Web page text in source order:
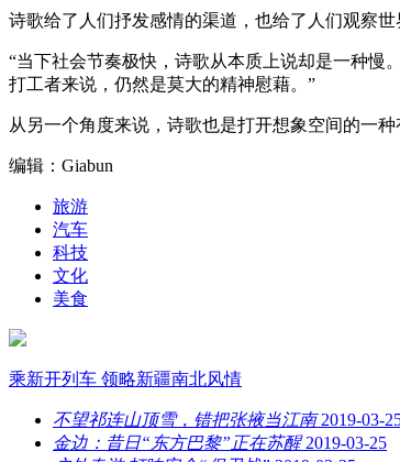
诗歌给了人们抒发感情的渠道，也给了人们观察
“当下社会节奏极快，诗歌从本质上说却是一种慢
打工者来说，仍然是莫大的精神慰藉。”
从另一个角度来说，诗歌也是打开想象空间的一
编辑：Giabun
旅游
汽车
科技
文化
美食
乘新开列车 领略新疆南北风情
不望祁连山顶雪，错把张掖当江南 2019-03-
金边：昔日“东方巴黎”正在苏醒 2019-03-25